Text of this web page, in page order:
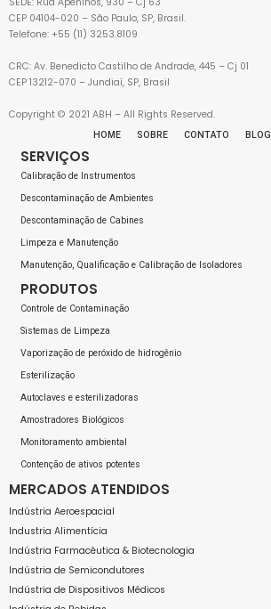
CEP 04104-020 – São Paulo, SP, Brasil.
Telefone: +55 (11) 3253.8109
CRC: Av. Benedicto Castilho de Andrade, 445 – Cj 01
CEP 13212-070 – Jundiaí, SP, Brasil
Copyright © 2021 ABH – All Rights Reserved.
HOME SOBRE CONTATO BLOG
SERVIÇOS
Calibração de Instrumentos
Descontaminação de Ambientes
Descontaminação de Cabines
Limpeza e Manutenção
Manutenção, Qualificação e Calibração de Isoladores
PRODUTOS
Controle de Contaminação
Sistemas de Limpeza
Vaporização de peróxido de hidrogênio
Esterilização
Autoclaves e esterilizadoras
Amostradores Biológicos
Monitoramento ambiental
Contenção de ativos potentes
MERCADOS ATENDIDOS
Indústria Aeroespacial
Industria Alimentícia
Indústria Farmacêutica & Biotecnologia
Indústria de Semicondutores
Indústria de Dispositivos Médicos